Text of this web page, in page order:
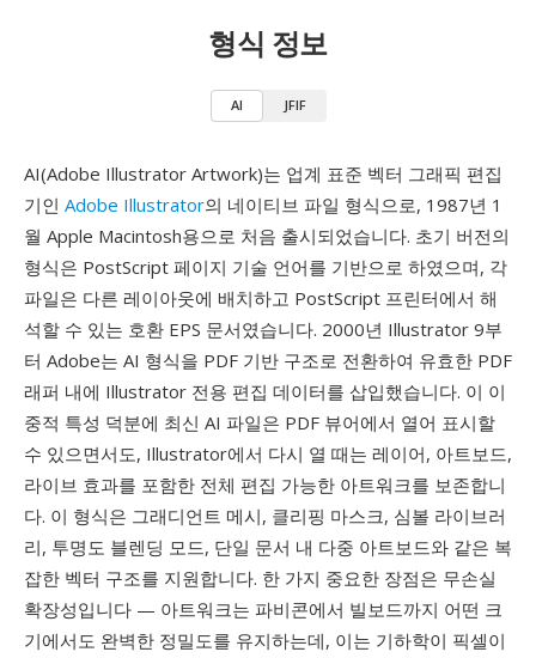
형식 정보
AI JFIF
AI(Adobe Illustrator Artwork)는 업계 표준 벡터 그래픽 편집
기인 Adobe Illustrator의 네이티브 파일 형식으로, 1987년 1
월 Apple Macintosh용으로 처음 출시되었습니다. 초기 버전의
형식은 PostScript 페이지 기술 언어를 기반으로 하였으며, 각
파일은 다른 레이아웃에 배치하고 PostScript 프린터에서 해
석할 수 있는 호환 EPS 문서였습니다. 2000년 Illustrator 9부
터 Adobe는 AI 형식을 PDF 기반 구조로 전환하여 유효한 PDF
래퍼 내에 Illustrator 전용 편집 데이터를 삽입했습니다. 이 이
중적 특성 덕분에 최신 AI 파일은 PDF 뷰어에서 열어 표시할
수 있으면서도, Illustrator에서 다시 열 때는 레이어, 아트보드,
라이브 효과를 포함한 전체 편집 가능한 아트워크를 보존합니
다. 이 형식은 그래디언트 메시, 클리핑 마스크, 심볼 라이브러
리, 투명도 블렌딩 모드, 단일 문서 내 다중 아트보드와 같은 복
잡한 벡터 구조를 지원합니다. 한 가지 중요한 장점은 무손실
확장성입니다 — 아트워크는 파비콘에서 빌보드까지 어떤 크
기에서도 완벽한 정밀도를 유지하는데, 이는 기하학이 픽셀이